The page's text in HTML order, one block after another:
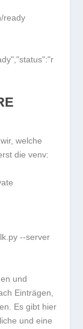
ready
welche
die venv:
--server
und
Einträgen,
Es gibt hier
und eine